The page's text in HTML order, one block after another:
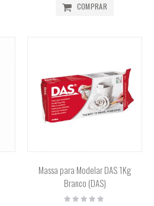
COMPRAR
Massa para Modelar DAS 1Kg
Branco (DAS)
Rating: